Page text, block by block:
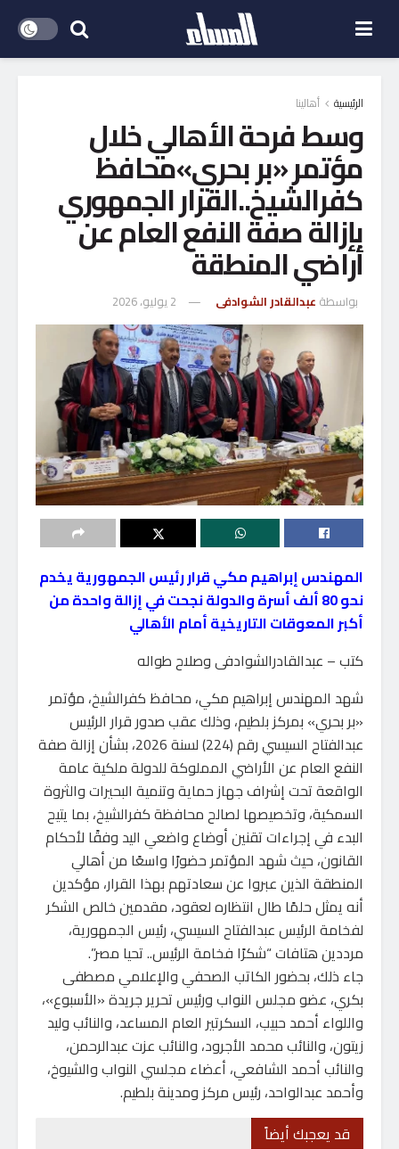
الرئيسية أهالينا
وسط فرحة الأهالي خلال
مؤتمر «بر بحري»محافظ
كفرالشيخ..القرار الجمهوري
بإزالة صفة النفع العام عن
أراضي المنطقة
بواسطة عبدالقادر الشوادفى 2 يوليو، 2026
المهندس إبراهيم مكي قرار رئيس الجمهورية يخدم
نحو 80 ألف أسرة والدولة نجحت في إزالة واحدة من
أكبر المعوقات التاريخية أمام الأهالي
كتب – عبدالقادرالشوادفى وصلاح طواله
شهد المهندس إبراهيم مكي، محافظ كفرالشيخ، مؤتمر
«بر بحري» بمركز بلطيم، وذلك عقب صدور قرار الرئيس
عبدالفتاح السيسي رقم (224) لسنة 2026، بشأن إزالة صفة
النفع العام عن الأراضي المملوكة للدولة ملكية عامة
الواقعة تحت إشراف جهاز حماية وتنمية البحيرات والثروة
السمكية، وتخصيصها لصالح محافظة كفرالشيخ، بما يتيح
البدء في إجراءات تقنين أوضاع واضعي اليد وفقًا لأحكام
القانون، حيث شهد المؤتمر حضورًا واسعًا من أهالي
المنطقة الذين عبروا عن سعادتهم بهذا القرار، مؤكدين
أنه يمثل حلمًا طال انتظاره لعقود، مقدمين خالص الشكر
لفخامة الرئيس عبدالفتاح السيسي، رئيس الجمهورية،
مرددين هتافات “شكرًا فخامة الرئيس.. تحيا مصر”.
جاء ذلك، بحضور الكاتب الصحفي والإعلامي مصطفى
بكري، عضو مجلس النواب ورئيس تحرير جريدة «الأسبوع»،
واللواء أحمد حبيب، السكرتير العام المساعد، والنائب وليد
زيتون، والنائب محمد الأجرود، والنائب عزت عبدالرحمن،
والنائب أحمد الشافعي، أعضاء مجلسي النواب والشيوخ،
وأحمد عبدالواحد، رئيس مركز ومدينة بلطيم.
قد يعجبك أيضاً